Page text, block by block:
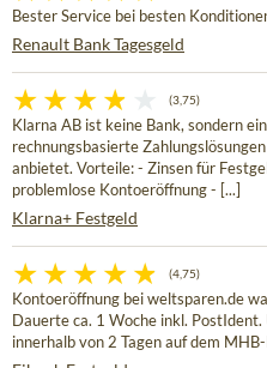
Bester Service bei besten
Renault Bank Tagesgeld
(3,75)
Klarna AB ist keine Bank, sondern
rechnungsbasierte
anbietet. Vorteile: - Zinsen für
problemlose Kontoeröffnung - [...]
Klarna+ Festgeld
(4,75)
Kontoeröffnung bei weltsparen.de
Dauerte ca. 1 Woche inkl.
innerhalb von 2 Tagen auf dem MHB-